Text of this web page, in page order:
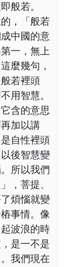
般若。
，「般若
中國的意
一，無上
麼幾句，
若裡頭
用智慧。
含的意思
加以講
自性裡頭
後智慧變
所以我們
，菩提、
煩惱就變
事情。像
波浪的時
是一不是
我們現在